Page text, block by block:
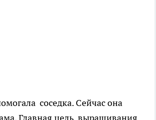
соседка. Сейчас она